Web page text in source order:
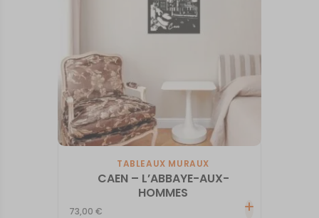
TABLEAUX MURAUX
CAEN – L’ABBAYE-AUX-
HOMMES
73,00€